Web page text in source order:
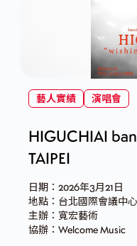
藝人實績 演唱會
HIGUCHIAI
TAIPEI
日期：2026年3月21日
地點：台北國際會議中心
主辦：寬宏藝術
協辦：Welcome Music